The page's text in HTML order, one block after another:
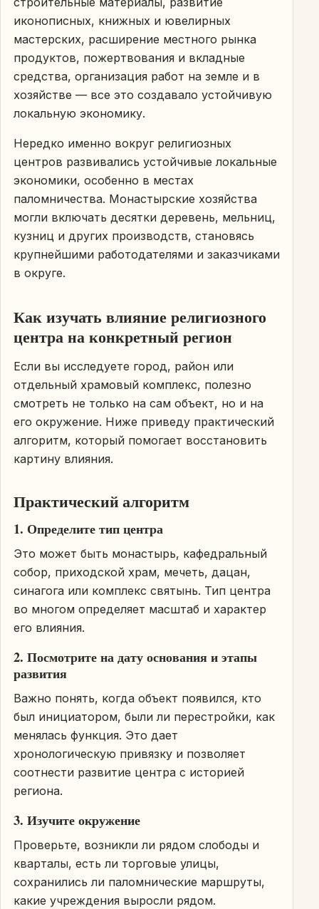
иконописных, книжных и ювелирных
мастерских, расширение местного рынка
продуктов, пожертвования и вкладные
средства, организация работ на земле и в
хозяйстве — все это создавало устойчивую
локальную экономику.
Нередко именно вокруг религиозных
центров развивались устойчивые локальные
экономики, особенно в местах
паломничества. Монастырские хозяйства
могли включать десятки деревень, мельниц,
кузниц и других производств, становясь
крупнейшими работодателями и заказчиками
в округе.
Как изучать влияние религиозного
центра на конкретный регион
Если вы исследуете город, район или
отдельный храмовый комплекс, полезно
смотреть не только на сам объект, но и на
его окружение. Ниже приведу практический
алгоритм, который помогает восстановить
картину влияния.
Практический алгоритм
1. Определите тип центра
Это может быть монастырь, кафедральный
собор, приходской храм, мечеть, дацан,
синагога или комплекс святынь. Тип центра
во многом определяет масштаб и характер
его влияния.
2. Посмотрите на дату основания и этапы
развития
Важно понять, когда объект появился, кто
был инициатором, были ли перестройки, как
менялась функция. Это дает
хронологическую привязку и позволяет
соотнести развитие центра с историей
региона.
3. Изучите окружение
Проверьте, возникли ли рядом слободы и
кварталы, есть ли торговые улицы,
сохранились ли паломнические маршруты,
какие учреждения выросли рядом.